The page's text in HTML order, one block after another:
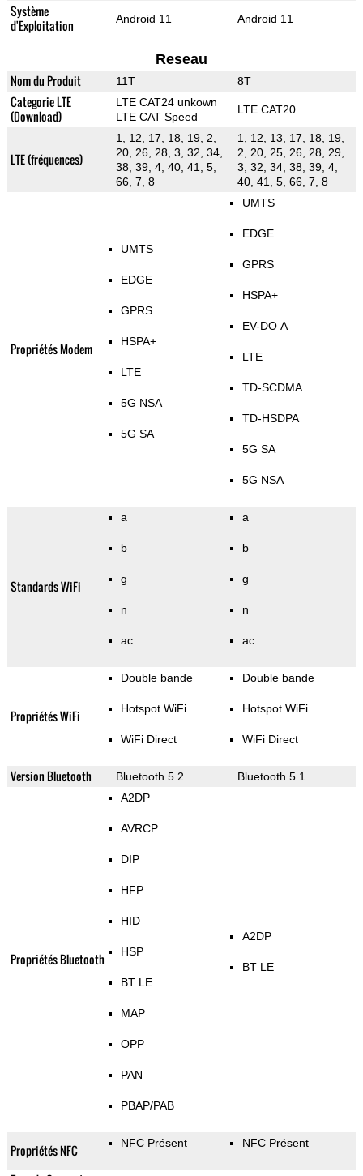
Système
d'Exploitation
Android 11 Android 11
Reseau
Nom du Produit 11T 8T
Categorie LTE
(Download)
LTE CAT24 unkown
LTE CAT Speed
LTE CAT20
LTE (fréquences)
1, 12, 17, 18, 19, 2,
20, 26, 28, 3, 32, 34,
38, 39, 4, 40, 41, 5,
66, 7, 8
1, 12, 13, 17, 18, 19,
2, 20, 25, 26, 28, 29,
3, 32, 34, 38, 39, 4,
40, 41, 5, 66, 7, 8
Propriétés Modem
UMTS
EDGE
GPRS
HSPA+
LTE
5G NSA
5G SA
UMTS
EDGE
GPRS
HSPA+
EV-DO A
LTE
TD-SCDMA
TD-HSDPA
5G SA
5G NSA
Standards WiFi
a
b
g
n
ac
a
b
g
n
ac
Propriétés WiFi
Double bande
Hotspot WiFi
WiFi Direct
Double bande
Hotspot WiFi
WiFi Direct
Version Bluetooth Bluetooth 5.2 Bluetooth 5.1
Propriétés Bluetooth
A2DP
AVRCP
DIP
HFP
HID
HSP
BT LE
MAP
OPP
PAN
PBAP/PAB
A2DP
BT LE
Propriétés NFC NFC Présent NFC Présent